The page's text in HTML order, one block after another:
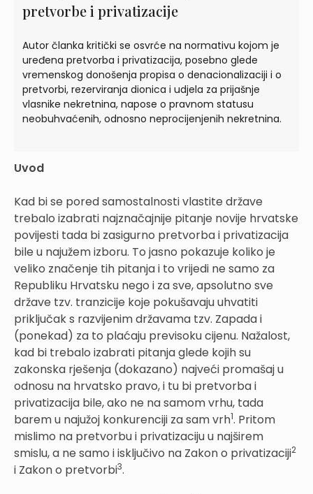
pretvorbe i privatizacije
Autor članka kritički se osvrće na normativu kojom je
uređena pretvorba i privatizacija, posebno glede
vremenskog donošenja propisa o denacionalizaciji i o
pretvorbi, rezerviranja dionica i udjela za prijašnje
vlasnike nekretnina, napose o pravnom statusu
neobuhvaćenih, odnosno neprocijenjenih nekretnina.
Uvod
Kad bi se pored samostalnosti vlastite države
trebalo izabrati najznačajnije pitanje novije hrvatske
povijesti tada bi zasigurno pretvorba i privatizacija
bile u najužem izboru. To jasno pokazuje koliko je
veliko značenje tih pitanja i to vrijedi ne samo za
Republiku Hrvatsku nego i za sve, apsolutno sve
države tzv. tranzicije koje pokušavaju uhvatiti
priključak s razvijenim državama tzv. Zapada i
(ponekad) za to plaćaju previsoku cijenu. Nažalost,
kad bi trebalo izabrati pitanja glede kojih su
zakonska rješenja (dokazano) najveći promašaj u
odnosu na hrvatsko pravo, i tu bi pretvorba i
privatizacija bile, ako ne na samom vrhu, tada
barem u najužoj konkurenciji za sam vrh1. Pritom
mislimo na pretvorbu i privatizaciju u najširem
smislu, a ne samo i isključivo na Zakon o privatizaciji2
i Zakon o pretvorbi3.